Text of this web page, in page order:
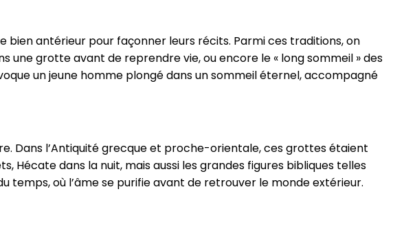
bien antérieur pour façonner leurs récits. Parmi ces traditions, on
une grotte avant de reprendre vie, ou encore le « long sommeil » des
un jeune homme plongé dans un sommeil éternel, accompagné
Dans l’Antiquité grecque et proche-orientale, ces grottes étaient
Hécate dans la nuit, mais aussi les grandes figures bibliques telles
temps, où l’âme se purifie avant de retrouver le monde extérieur.